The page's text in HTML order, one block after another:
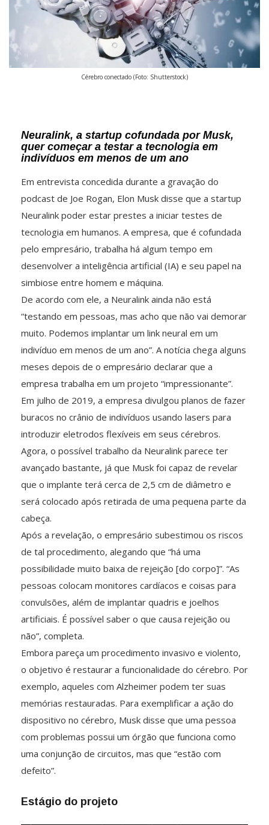
Cérebro conectado (Foto: Shutterstock)
Neuralink, a startup cofundada por Musk,
quer começar a testar a tecnologia em
indivíduos em menos de um ano
Em entrevista concedida durante a gravação do
podcast de Joe Rogan, Elon Musk disse que a startup
Neuralink poder estar prestes a iniciar testes de
tecnologia em humanos. A empresa, que é cofundada
pelo empresário, trabalha há algum tempo em
desenvolver a inteligência artificial (IA) e seu papel na
simbiose entre homem e máquina.
De acordo com ele, a Neuralink ainda não está
“testando em pessoas, mas acho que não vai demorar
muito. Podemos implantar um link neural em um
indivíduo em menos de um ano”. A notícia chega alguns
meses depois de o empresário declarar que a
empresa trabalha em um projeto “impressionante”.
Em julho de 2019, a empresa divulgou planos de fazer
buracos no crânio de indivíduos usando lasers para
introduzir eletrodos flexíveis em seus cérebros.
Agora, o possível trabalho da Neuralink parece ter
avançado bastante, já que Musk foi capaz de revelar
que o implante terá cerca de 2,5 cm de diâmetro e
será colocado após retirada de uma pequena parte da
cabeça.
Após a revelação, o empresário subestimou os riscos
de tal procedimento, alegando que “há uma
possibilidade muito baixa de rejeição [do corpo]”. “As
pessoas colocam monitores cardíacos e coisas para
convulsões, além de implantar quadris e joelhos
artificiais. É possível saber o que causa rejeição ou
não”, completa.
Embora pareça um procedimento invasivo e violento,
o objetivo é restaurar a funcionalidade do cérebro. Por
exemplo, aqueles com Alzheimer podem ter suas
memórias restauradas. Para exemplificar a ação do
dispositivo no cérebro, Musk disse que uma pessoa
com problemas possui um órgão que funciona como
uma conjunção de circuitos, mas que “estão com
defeito”.
Estágio do projeto